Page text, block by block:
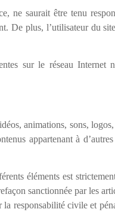
ne saurait être tenu
De plus, l’utilisateur du
sur le réseau Internet
animations, sons,
appartenant à d’autres
éléments est
sanctionnée par les
responsabilité civile et